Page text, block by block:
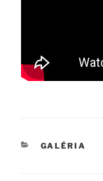
KATEGÓRIÁK
GALÉRIA